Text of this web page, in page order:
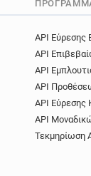
API Εύρεσης
API
API
API
API Εύρεσης
API
Τεκμηρίωση